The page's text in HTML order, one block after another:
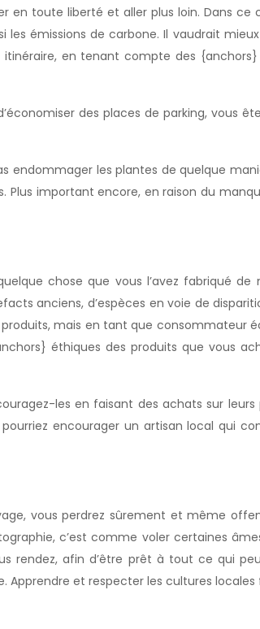
toute liberté et aller plus loin. Dans ce
les émissions de carbone. Il vaudrait
en tenant compte des
des places de parking, vous
endommager les plantes de quelque
Plus important encore, en raison du
chose que vous l’avez fabriqué de
anciens, d’espèces en voie de
mais en tant que consommateur
éthiques des produits que vous
les en faisant des achats sur leurs
encourager un artisan local qui
vous perdrez sûrement et même
c’est comme voler certaines
rendez, afin d’être prêt à tout ce qui
Apprendre et respecter les cultures